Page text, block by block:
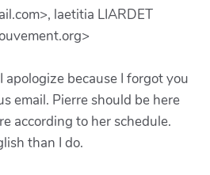
laetitia LIARDET
apologize because I forgot you
email. Pierre should be here
according to her schedule.
than I do.